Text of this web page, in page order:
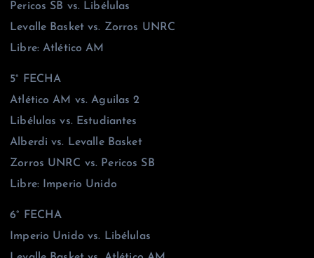
Pericos SB vs. Libélulas
Levalle Basket vs. Zorros UNRC
Libre: Atlético AM
5° FECHA
Atlético AM vs. Aguilas 2
Libélulas vs. Estudiantes
Alberdi vs. Levalle Basket
Zorros UNRC vs. Pericos SB
Libre: Imperio Unido
6° FECHA
Imperio Unido vs. Libélulas